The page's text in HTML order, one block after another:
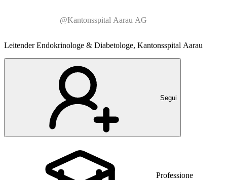
@Kantonsspital Aarau AG
Leitender Endokrinologe & Diabetologe, Kantonsspital Aarau
Segui
Professione